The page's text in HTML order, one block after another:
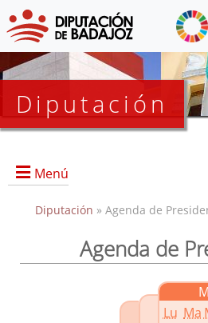
Diputación
Menú
Presidencia
Diputación » Agenda de
Agenda de
Lu Ma